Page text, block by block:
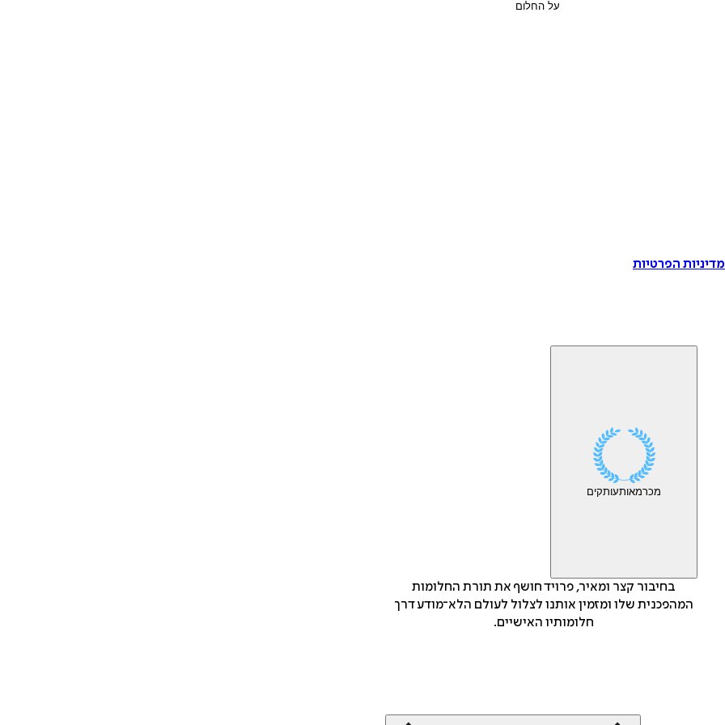
הפרטיות
מכרמאותעותקים
בחיבור קצר ומאיר, פרויד חושף את תורת החלומות
המהפכנית שלו ומזמין אותנו לצלול לעולם הלא־מודע דרך
חלומותיו האישיים.